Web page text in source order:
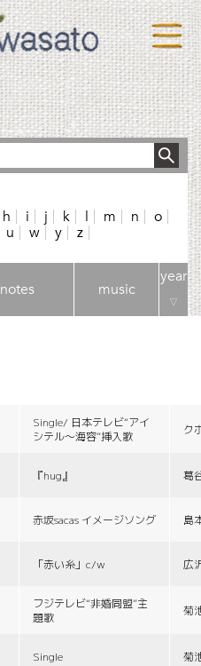
h i j k l m n
o
u w y z
notes music
year
▽
Single/ 日本テレビ“アイ
シテル〜海容”挿入歌
ク
『hug』 葛
赤坂sacas イメージソング 島
「赤い糸」c/w 広
フジテレビ“非婚同盟”主
題歌
菊
Single 菊